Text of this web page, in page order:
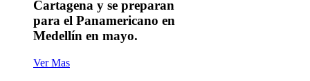
Cartagena y se preparan
para el Panamericano en
Medellín en mayo.
Ver Mas